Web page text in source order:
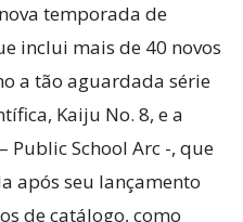
temporada de
inclui mais de 40 novos
a tão aguardada série
Kaiju No. 8, e a
Public School Arc -, que
após seu lançamento
de catálogo, como